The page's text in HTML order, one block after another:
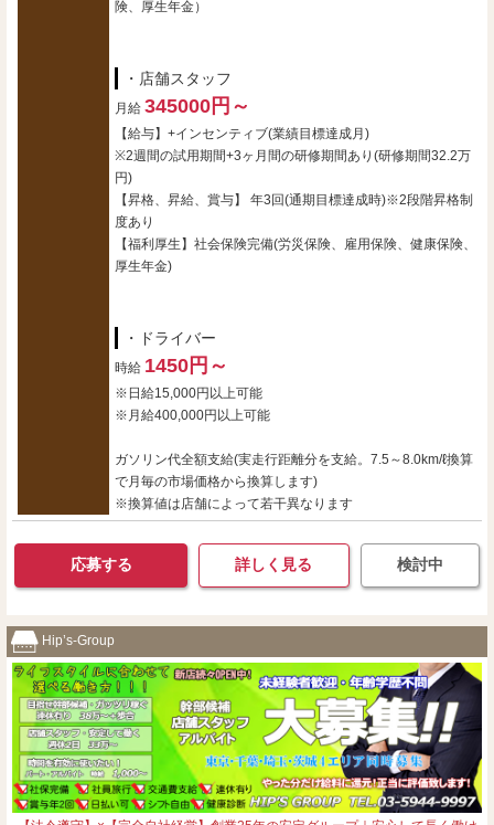
険、厚生年金）
・店舗スタッフ
月給 345000円～
【給与】+インセンティブ(業績目標達成月)
※2週間の試用期間+3ヶ月間の研修期間あり(研修期間32.2万
円)
【昇格、昇給、賞与】 年3回(通期目標達成時)※2段階昇格制
度あり
【福利厚生】社会保険完備(労災保険、雇用保険、健康保険、
厚生年金)
・ドライバー
時給 1450円～
※日給15,000円以上可能
※月給400,000円以上可能
ガソリン代全額支給(実走行距離分を支給。7.5～8.0km/ℓ換算
で月毎の市場価格から換算します)
※換算値は店舗によって若干異なります
応募する 詳しく見る 検討中
Hip’s-Group